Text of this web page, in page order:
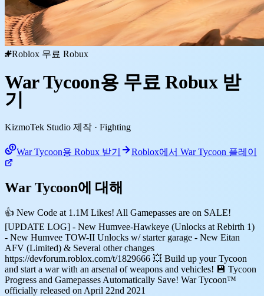
Roblox 무료 Robux
War Tycoon용 무료 Robux 받
기
KizmoTek Studio 제작 · Fighting
War Tycoon용 Robux 받기 Roblox에서 War Tycoon 플레이
War Tycoon에 대해
👍 New Code at 1.1M Likes! All Gamepasses are on SALE!
[UPDATE LOG] - New Humvee-Hawkeye (Unlocks at Rebirth 1)
- New Humvee TOW-II Unlocks w/ starter garage - New Eitan
AFV (Limited) & Several other changes
https://devforum.roblox.com/t/1829666 💥 Build up your Tycoon
and start a war with an arsenal of weapons and vehicles! 💾 Tycoon
Progress and Gamepasses Automatically Save! War Tycoon™
officially released on April 22nd 2021